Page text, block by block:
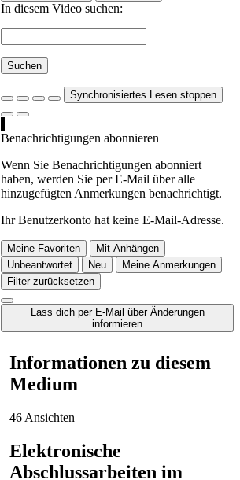
In diesem Video suchen:
Suchen
Synchronisiertes Lesen stoppen
Benachrichtigungen abonnieren
Wenn Sie Benachrichtigungen abonniert
haben, werden Sie per E-Mail über alle
hinzugefügten Anmerkungen benachrichtigt.
Ihr Benutzerkonto hat keine E-Mail-Adresse.
Meine Favoriten
Mit Anhängen
Unbeantwortet
Neu
Meine Anmerkungen
Filter zurücksetzen
Lass dich per E-Mail über Änderungen
informieren
Informationen zu diesem
Medium
46 Ansichten
Elektronische
Abschlussarbeiten im